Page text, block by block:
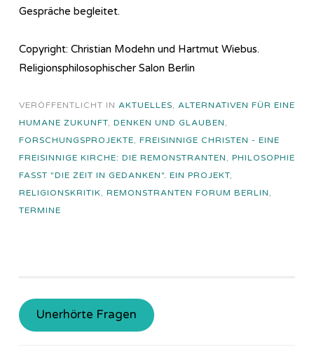
Gespräche begleitet.
Copyright: Christian Modehn und Hartmut Wiebus.
Religionsphilosophischer Salon Berlin
VERÖFFENTLICHT IN AKTUELLES, ALTERNATIVEN FÜR EINE
HUMANE ZUKUNFT, DENKEN UND GLAUBEN,
FORSCHUNGSPROJEKTE, FREISINNIGE CHRISTEN - EINE
FREISINNIGE KIRCHE: DIE REMONSTRANTEN, PHILOSOPHIE
FASST "DIE ZEIT IN GEDANKEN". EIN PROJEKT,
RELIGIONSKRITIK, REMONSTRANTEN FORUM BERLIN,
TERMINE
Unerhörte Fragen